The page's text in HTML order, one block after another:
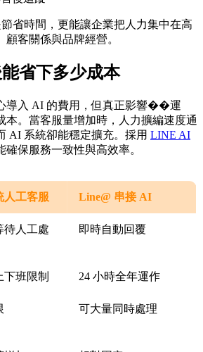
省時間，更能讓企業把人力集中在高
客關係與品牌經營。
省下多少成本
導入 AI 的費用，但真正影響��運
本。當客服量增加時，人力擴編速度通
AI 系統卻能穩定擴充。採用 LINE AI
確保服務一致性與高效率。
人工客服 Line@ 串接 AI
待人工處
即時自動回覆
下班限制 24 小時全年運作
可大量同時處理